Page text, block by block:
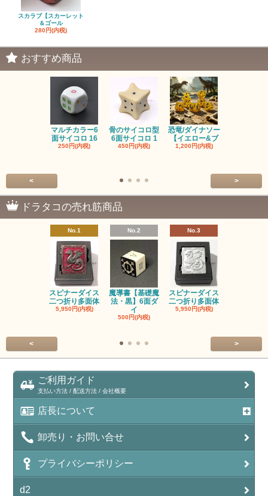
スカラブ【スカーレット
＆ゴール
280円(内税)
おすすめ商品
マルチカラー6
面サイコロ 16
250円(内税)
骨のサイコロ型
6面サイコロ 1
450円(内税)
恐竜/ダイナソー
【イエロー&ブ
1,200円(内税)
< >
ドラタコの売れ筋商品
No.1
スピナーダイス
二つ折り多面体
5,950円(内税)
No.2
魔導書【基礎魔
法・黒】6面ダ
イ
500円(内税)
No.3
スピナーダイス
二つ折り多面体
5,950円(内税)
< >
ご利用ガイド
支払い方法 / 配送方法 / 会社概要
店長について
卸売り・お問い合せ
プライバシーポリシー
d2